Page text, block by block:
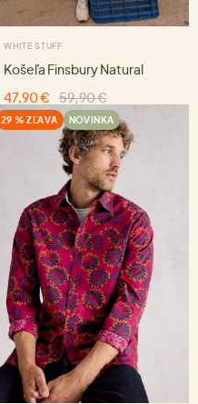
WHITE STUFF
Košeľa Finsbury Natural
47,90 €
59,90 €
29 % ZĽAVA NOVINKA